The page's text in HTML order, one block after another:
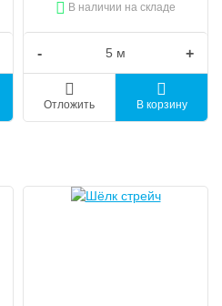
В наличии на складе
- +
Отложить В корзину